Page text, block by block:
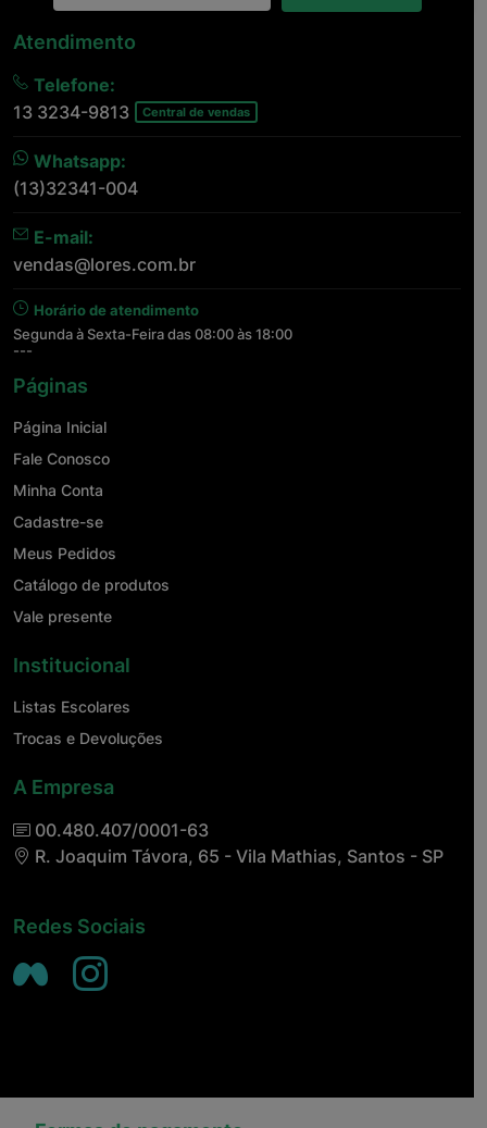
Atendimento
Telefone:
13 3234-9813
Central de vendas
Whatsapp:
(13)32341-004
E-mail:
vendas@lores.com.br
Horário de atendimento
Segunda à Sexta-Feira das 08:00 às 18:00
---
Páginas
Página Inicial
Fale Conosco
Minha Conta
Cadastre-se
Meus Pedidos
Catálogo de produtos
Vale presente
Institucional
Listas Escolares
Trocas e Devoluções
A Empresa
00.480.407/0001-63
R. Joaquim Távora, 65 - Vila Mathias, Santos - SP
Redes Sociais